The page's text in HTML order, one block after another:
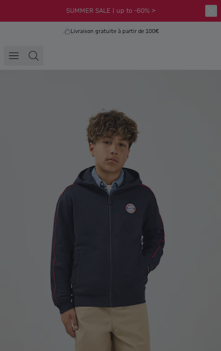
SUMMER SALE | up to -60% >
Livraison gratuite à partir de 100€